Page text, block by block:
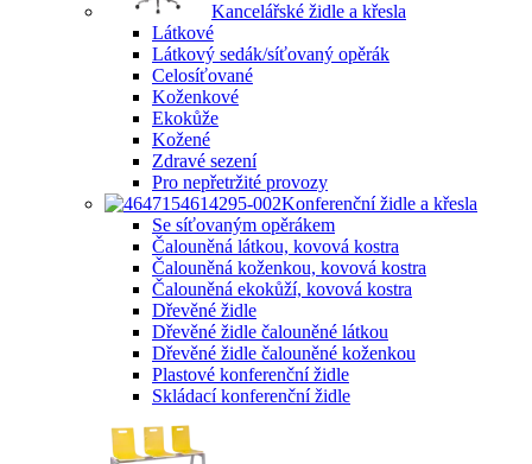
Kancelářské židle a křesla
Látkové
Látkový sedák/síťovaný opěrák
Celosíťované
Koženkové
Ekokůže
Kožené
Zdravé sezení
Pro nepřetržité provozy
Konferenční židle a křesla
Se síťovaným opěrákem
Čalouněná látkou, kovová kostra
Čalouněná koženkou, kovová kostra
Čalouněná ekokůží, kovová kostra
Dřevěné židle
Dřevěné židle čalouněné látkou
Dřevěné židle čalouněné koženkou
Plastové konferenční židle
Skládací konferenční židle